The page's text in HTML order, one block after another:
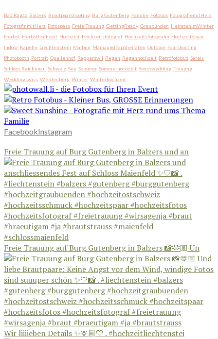
Bad Ragaz Balzers Brautpaarshooting Burg Gutenberg Familie Fotobox FotografiemitHerz
FotografinmitHerz Fotospass Freie Trauung GettingReady Graubünden HeiratenimWinter
Herbst Herbsthochzeit Hochzeit Hochzeitsfotograf Hochzeitsfotografin Hochzeitspaar
Indoor Kapelle Liechtenstein Malbun MamaundPapaheiraten Outdoor Paarshooting
Photobooth Portrait Quellenhof Rapperswil Regen Regenhochzeit Retrofotobus Sareis
Schloss Reichenau Schweiz See Sommer Sommerhochzeit Swisswedding Trauung
Weddingswiss Werdenberg Winter Winterhochzeit
FacebookInstagram
Freie Trauung auf Burg Gutenberg in Balzers und an
Freie Trauung auf Burg Gutenberg in Balzers 📸🫶🏼 Un
Wir liiiieben Details ✨🫶🏼🤍 . #hochzeitliechtenstei